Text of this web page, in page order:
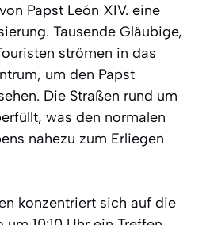
Papst León XIV. eine
Tausende Gläubige,
strömen in das
um den Papst
Die Straßen rund um
was den normalen
nahezu zum Erliegen
konzentriert sich auf die